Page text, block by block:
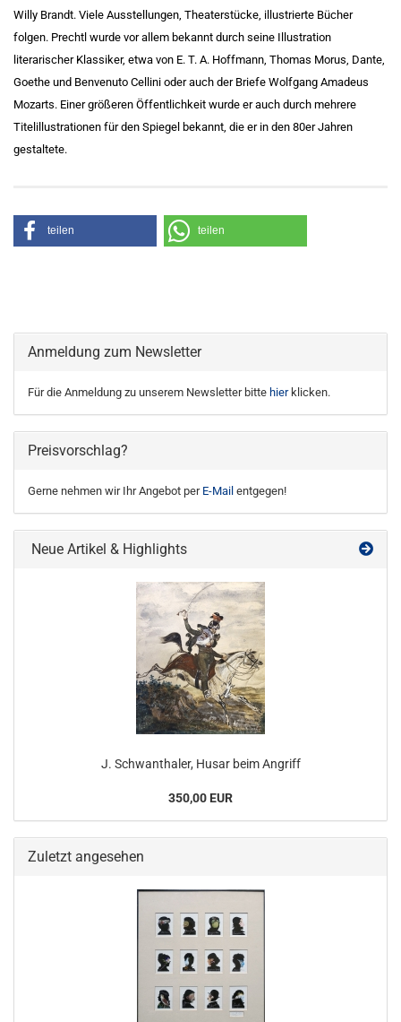
Willy Brandt. Viele Ausstellungen, Theaterstücke, illustrierte Bücher
folgen. Prechtl wurde vor allem bekannt durch seine Illustration
literarischer Klassiker, etwa von E. T. A. Hoffmann, Thomas Morus, Dante,
Goethe und Benvenuto Cellini oder auch der Briefe Wolfgang Amadeus
Mozarts. Einer größeren Öffentlichkeit wurde er auch durch mehrere
Titelillustrationen für den Spiegel bekannt, die er in den 80er Jahren
gestaltete.
teilen teilen
Anmeldung zum Newsletter
Für die Anmeldung zu unserem Newsletter bitte hierklicken.
Preisvorschlag?
Gerne nehmen wir Ihr Angebot per E-Mail entgegen!
Neue Artikel & Highlights
J. Schwanthaler, Husar beim Angriff
350,00 EUR
Zuletzt angesehen